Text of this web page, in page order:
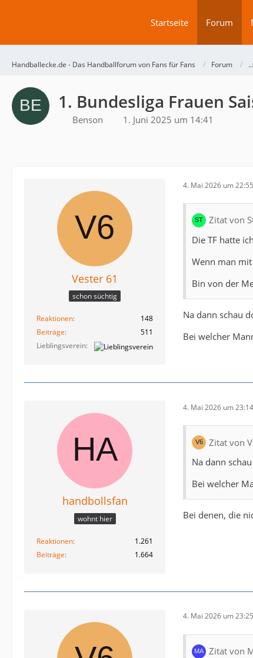
Startseite Forum
Handballecke.de - Das Handballforum von Fans für Fans Forum
1. Bundesliga Frauen
Benson 1. Juni 2025 um 14:41
Vester 61
schon süchtig
Reaktionen
148
Beiträge
511
Lieblingsverein
4. Mai 2026 um 22:55
Zitat von
Die TF hatte
Wenn man mit
Bin von der
Na dann schau
Bei welcher
handbollsfan
wohnt hier
Reaktionen
1.261
Beiträge
1.664
4. Mai 2026 um 23:14
Zitat von
Na dann
Bei welcher
Bei denen, die
4. Mai 2026 um 23:25
Zitat von